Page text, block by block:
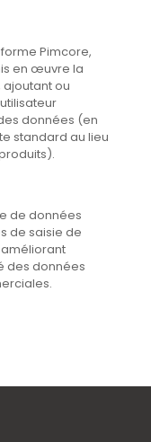
Pimcore,
en œuvre la
ajoutant ou
données (en
standard au lieu
de données
de saisie de
améliorant
des données